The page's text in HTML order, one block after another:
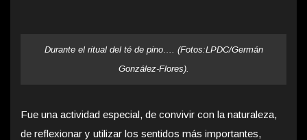
Durante el ritual del té de pino…. (Fotos:LPDC/Germán
González-Flores).
Fue una actividad especial, de convivir con la naturaleza,
de reflexionar y utilizar los sentidos más importantes,